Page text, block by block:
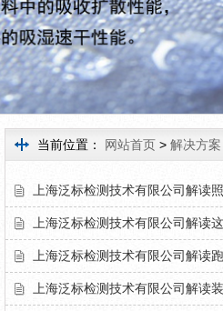
当前位置： 网站首页 > 解决方案
上海泛标检测技术有限公司解读
上海泛标检测技术有限公司解读
上海泛标检测技术有限公司解读
上海泛标检测技术有限公司解读